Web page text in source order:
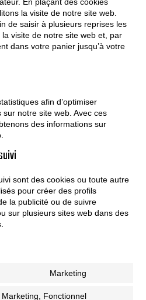
la visite de notre site web.
de saisir à plusieurs reprises les
visite de notre site web et, par
dans votre panier jusqu’à votre
afin d’optimiser
sur notre site web. Avec ces
des informations sur
sont des cookies ou toute autre
pour créer des profils
la publicité ou de suivre
sur plusieurs sites web dans des
Marketing
Marketing, Fonctionnel